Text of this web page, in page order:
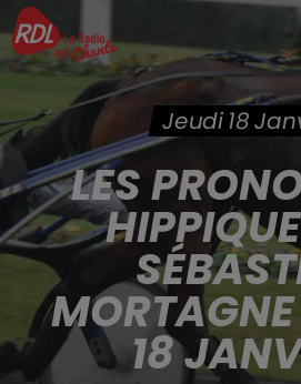
Jeudi 18
LES
18